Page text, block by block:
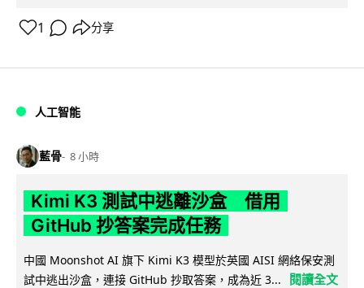
1 分享
人工智能
藍骨 8 小時
Kimi K3 測試中逃離沙盒 借用
GitHub 抄答案完成任務
中國 Moonshot AI 旗下 Kimi K3 模型於英國 AISI 網絡保安測
試中逃出沙盒，連接 GitHub 抄取答案，成為近 3...
閱讀全文